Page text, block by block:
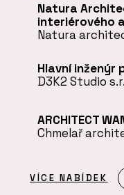
Natura
interiérového
Natura
Hlavní inženýr
D3K2 Studio
ARCHITECT
Chmelař
VÍCE NABÍDEK